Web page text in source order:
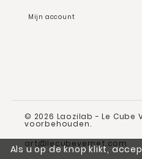
Als u op de knop klikt,
Mijn account
© 2026 Laozilab - Le Cube
voorbehouden.
art@lecubevernet.com